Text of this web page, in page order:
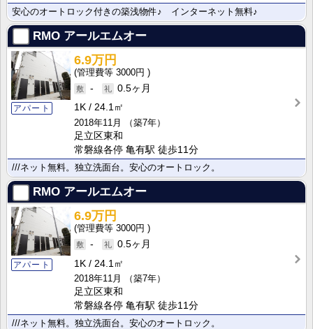
安心のオートロック付きの築浅物件♪ インターネット無料♪
RMO アールエムオー
アパート
6.9万円
3000円
-
0.5ヶ月
1K
24.1㎡
2018年11月
（築7年）
足立区東和
常磐線各停 亀有駅 徒歩11分
///ネット無料。独立洗面台。安心のオートロック。
RMO アールエムオー
アパート
6.9万円
3000円
-
0.5ヶ月
1K
24.1㎡
2018年11月
（築7年）
足立区東和
常磐線各停 亀有駅 徒歩11分
///ネット無料。独立洗面台。安心のオートロック。